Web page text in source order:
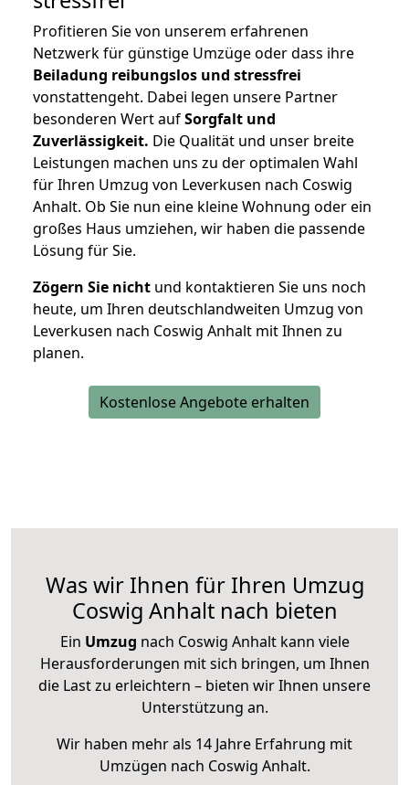
Profitieren Sie von unserem erfahrenen
Netzwerk für günstige Umzüge oder dass ihre
Beiladung reibungslos und stressfrei
vonstattengeht. Dabei legen unsere Partner
besonderen Wert aufSorgfalt und
Zuverlässigkeit. Die Qualität und unser breite
Leistungen machen uns zu der optimalen Wahl
für Ihren Umzug von Leverkusen nach Coswig
Anhalt. Ob Sie nun eine kleine Wohnung oder ein
großes Haus umziehen, wir haben die passende
Lösung für Sie.
Zögern Sie nicht und kontaktieren Sie uns noch
heute, um Ihren deutschlandweiten Umzug von
Leverkusen nach Coswig Anhalt mit Ihnen zu
planen.
Kostenlose Angebote erhalten
Was wir Ihnen für Ihren Umzug
Coswig Anhalt nach bieten
Ein Umzug nach Coswig Anhalt kann viele
Herausforderungen mit sich bringen, um Ihnen
die Last zu erleichtern – bieten wir Ihnen unsere
Unterstützung an.
Wir haben mehr als 14 Jahre Erfahrung mit
Umzügen nach Coswig Anhalt.